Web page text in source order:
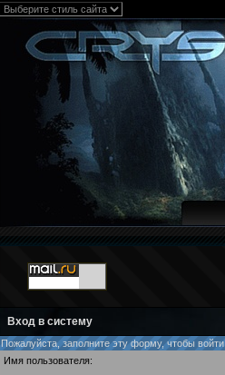
Вход в систему
Пожалуйста, заполните эту форму, чтобы войти
Имя пользователя: